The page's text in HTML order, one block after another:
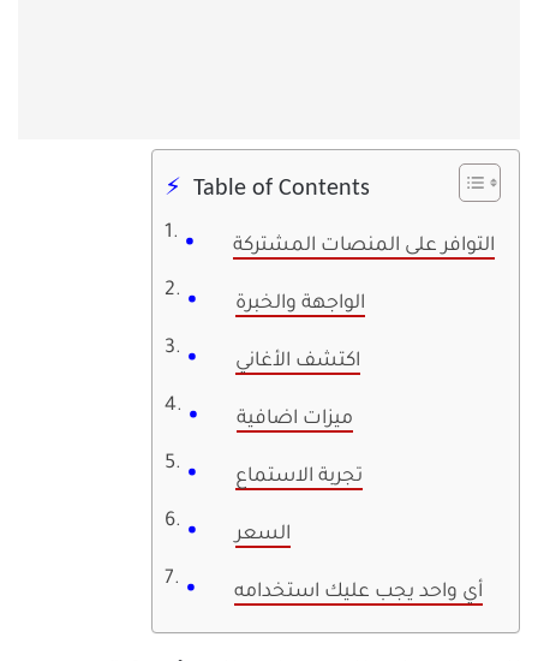
Table of Contents
التوافر على المنصات المشتركة
الواجهة والخبرة
اكتشف الأغاني
ميزات اضافية
تجربة الاستماع
السعر
أي واحد يجب عليك استخدامه